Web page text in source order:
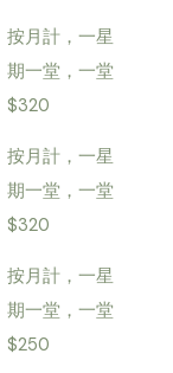
按月計，一星
期一堂，一堂
$320
按月計，一星
期一堂，一堂
$320
按月計，一星
期一堂，一堂
$250